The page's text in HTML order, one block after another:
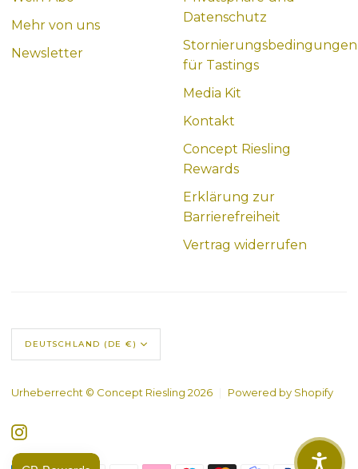
Mehr von uns
Newsletter
Datenschutz
Stornierungsbedingungen
für Tastings
Media Kit
Kontakt
Concept Riesling
Rewards
Erklärung zur
Barrierefreiheit
Vertrag widerrufen
DEUTSCHLAND (DE €)
Urheberrecht © Concept Riesling 2026 Powered by Shopify
Instagram